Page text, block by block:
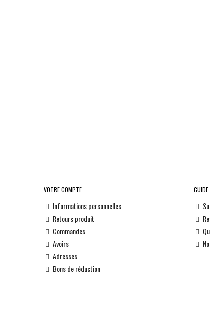
VOTRE COMPTE
Informations personnelles
Retours produit
Commandes
Avoirs
Adresses
Bons de réduction